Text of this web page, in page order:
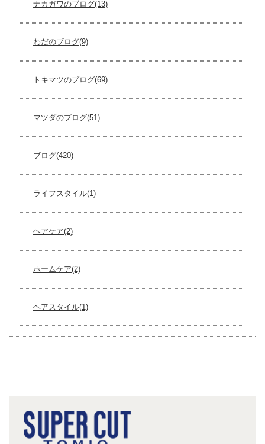
ナカガワのブログ(13)
わだのブログ(9)
トキマツのブログ(69)
マツダのブログ(51)
ブログ(420)
ライフスタイル(1)
ヘアケア(2)
ホームケア(2)
ヘアスタイル(1)